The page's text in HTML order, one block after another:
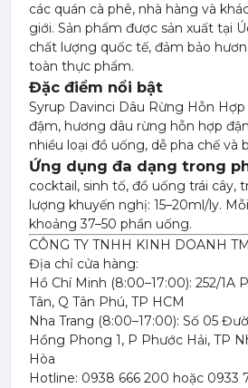
các quán cà phê, nhà hàng và
giới. Sản phẩm được sản xuất tại
chất lượng quốc tế, đảm bảo
toàn thực phẩm.
Đặc điểm nổi bật
Syrup Davinci Dâu Rừng Hỗn
đậm, hương dâu rừng hỗn hợp
nhiều loại đồ uống, dễ pha chế và
Ứng dụng đa dạng trong
cocktail, sinh tố, đồ uống trái cây,
lượng khuyến nghị: 15–20ml/ly.
khoảng 37–50 phần uống.
CÔNG TY TNHH KINH DOANH
Địa chỉ cửa hàng:
Hồ Chí Minh (8:00–17:00): 252/1A
Tân, Q Tân Phú, TP HCM
Nha Trang (8:00–17:00): Số 05
Hồng Phong 1, P Phước Hải, TP
Hòa
Hotline: 0938 666 200 hoặc 0933